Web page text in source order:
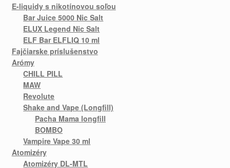
E-liquidy s nikotínovou soľou
Bar Juice 5000 Nic Salt
ELUX Legend Nic Salt
ELF Bar ELFLIQ 10 ml
Fajčiarske príslušenstvo
Arómy
CHILL PILL
MAW
Revolute
Shake and Vape (Longfill)
Pacha Mama longfill
BOMBO
Vampire Vape 30 ml
Atomizéry
Atomizéry DL-MTL